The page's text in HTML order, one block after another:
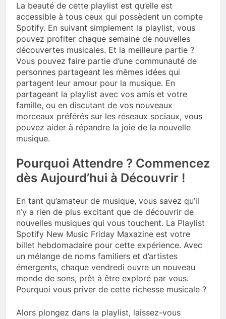
La beauté de cette playlist est qu’elle est
accessible à tous ceux qui possèdent un compte
Spotify. En suivant simplement la playlist, vous
pouvez profiter chaque semaine de nouvelles
découvertes musicales. Et la meilleure partie ?
Vous pouvez faire partie d’une communauté de
personnes partageant les mêmes idées qui
partagent leur amour pour la musique. En
partageant la playlist avec vos amis et votre
famille, ou en discutant de vos nouveaux
morceaux préférés sur les réseaux sociaux, vous
pouvez aider à répandre la joie de la nouvelle
musique.
Pourquoi Attendre ? Commencez
dès Aujourd’hui à Découvrir !
En tant qu’amateur de musique, vous savez qu’il
n’y a rien de plus excitant que de découvrir de
nouvelles musiques qui vous touchent. La Playlist
Spotify New Music Friday Maxazine est votre
billet hebdomadaire pour cette expérience. Avec
un mélange de noms familiers et d’artistes
émergents, chaque vendredi ouvre un nouveau
monde de sons, prêt à être exploré par vous.
Pourquoi vous priver de cette richesse musicale ?
Alors plongez dans la playlist, laissez-vous